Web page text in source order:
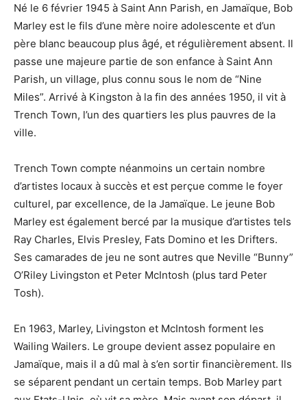
Né le 6 février 1945 à Saint Ann Parish, en Jamaïque, Bob
Marley est le fils d’une mère noire adolescente et d’un
père blanc beaucoup plus âgé, et régulièrement absent. Il
passe une majeure partie de son enfance à Saint Ann
Parish, un village, plus connu sous le nom de “Nine
Miles”. Arrivé à Kingston à la fin des années 1950, il vit à
Trench Town, l’un des quartiers les plus pauvres de la
ville.
Trench Town compte néanmoins un certain nombre
d’artistes locaux à succès et est perçue comme le foyer
culturel, par excellence, de la Jamaïque. Le jeune Bob
Marley est également bercé par la musique d’artistes tels
Ray Charles, Elvis Presley, Fats Domino et les Drifters.
Ses camarades de jeu ne sont autres que Neville “Bunny”
O’Riley Livingston et Peter McIntosh (plus tard Peter
Tosh).
En 1963, Marley, Livingston et McIntosh forment les
Wailing Wailers. Le groupe devient assez populaire en
Jamaïque, mais il a dû mal à s’en sortir financièrement. Ils
se séparent pendant un certain temps. Bob Marley part